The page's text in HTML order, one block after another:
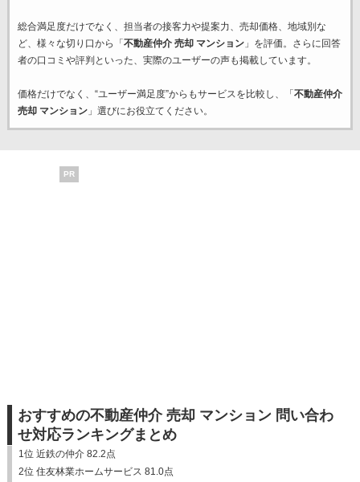
総合満足度だけでなく、担当者の接客力や提案力、売却価格、地域別な
ど、様々な切り口から「 不動産仲介 売却 マンション」を評価。さらに回答
者の口コミや評判といった、実際のユーザーの声も掲載しています。
価格だけでなく、“ユーザー満足度”からもサービスを比較し、「 不動産仲介
売却 マンション」選びにお役立てください。
PR
おすすめの不動産仲介 売却 マンション 問い合わ
せ対応ランキングまとめ
1位 近鉄の仲介 82.2点
2位 住友林業ホームサービス 81.0点